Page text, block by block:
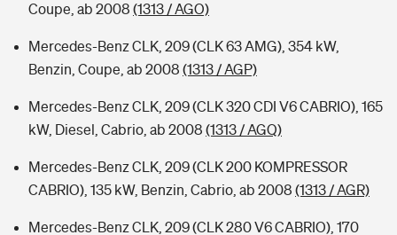
Coupe, ab 2008 (1313 / AGO)
Mercedes-Benz CLK, 209 (CLK 63 AMG), 354 kW,
Benzin, Coupe, ab 2008 (1313 / AGP)
Mercedes-Benz CLK, 209 (CLK 320 CDI V6 CABRIO), 165
kW, Diesel, Cabrio, ab 2008 (1313 / AGQ)
Mercedes-Benz CLK, 209 (CLK 200 KOMPRESSOR
CABRIO), 135 kW, Benzin, Cabrio, ab 2008 (1313 / AGR)
Mercedes-Benz CLK, 209 (CLK 280 V6 CABRIO), 170